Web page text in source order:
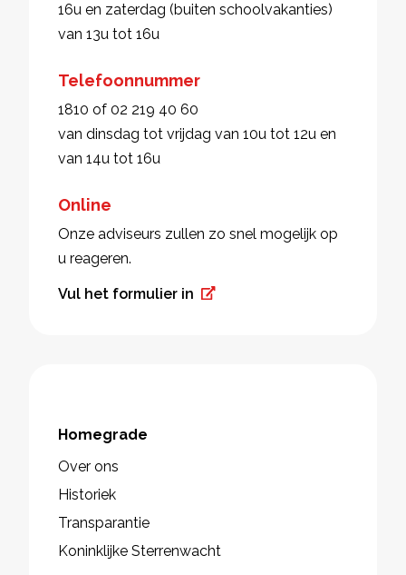
16u en zaterdag (buiten schoolvakanties)
van 13u tot 16u
Telefoonnummer
1810 of 02 219 40 60
van dinsdag tot vrijdag van 10u tot 12u en
van 14u tot 16u
Online
Onze adviseurs zullen zo snel mogelijk op
u reageren.
Vul het formulier in
Homegrade
Over ons
Historiek
Transparantie
Koninklijke Sterrenwacht